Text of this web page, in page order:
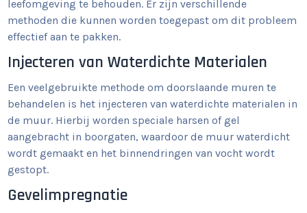
leefomgeving te behouden. Er zijn verschillende
methoden die kunnen worden toegepast om dit probleem
effectief aan te pakken.
Injecteren van Waterdichte Materialen
Een veelgebruikte methode om doorslaande muren te
behandelen is het injecteren van waterdichte materialen in
de muur. Hierbij worden speciale harsen of gel
aangebracht in boorgaten, waardoor de muur waterdicht
wordt gemaakt en het binnendringen van vocht wordt
gestopt.
Gevelimpregnatie